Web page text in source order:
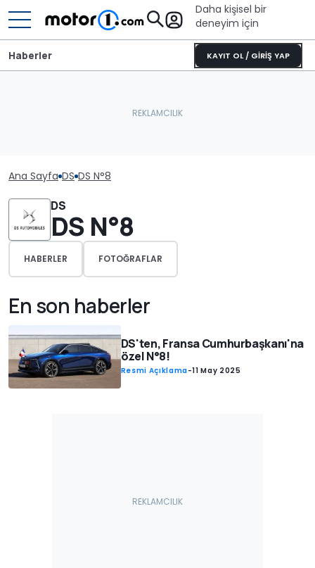
Daha kişisel bir
deneyim için
KAYIT OL / GİRİŞ YAP
Haberler
Ana Sayfa DS DS N°8
DS
DS N°8
HABERLER FOTOĞRAFLAR
En son haberler
DS'ten, Fransa Cumhurbaşkanı'na
özel N°8!
Resmi Açıklama-11 May 2025